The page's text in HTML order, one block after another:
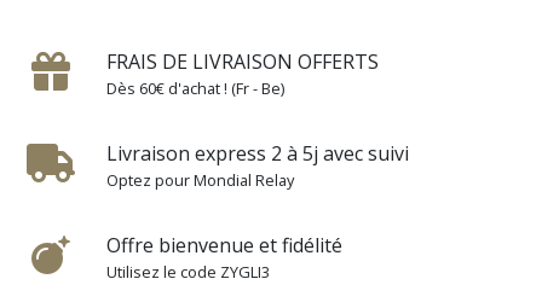
FRAIS DE LIVRAISON OFFERTS
Dès 60€ d'achat ! (Fr - Be)
Livraison express 2 à 5j avec suivi
Optez pour Mondial Relay
Offre bienvenue et fidélité
Utilisez le code ZYGLI3